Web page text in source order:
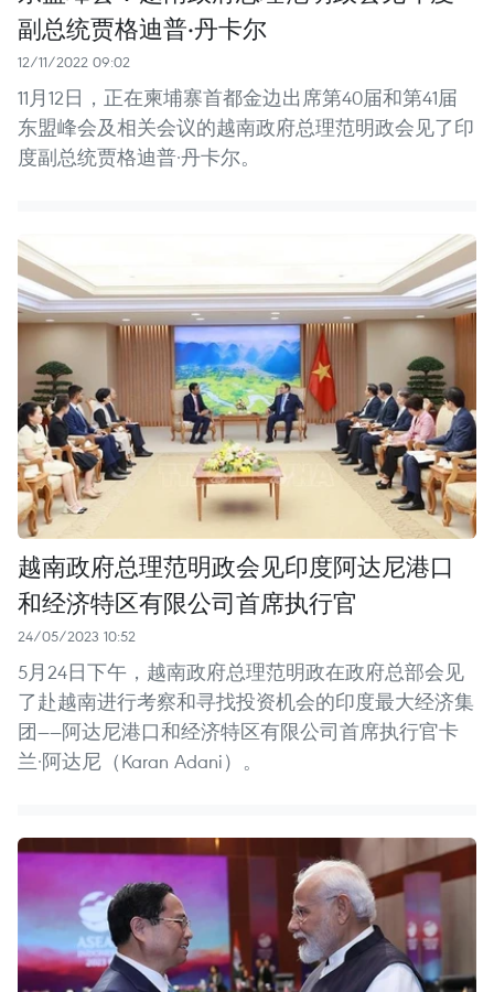
副总统贾格迪普·丹卡尔
12/11/2022 09:02
11月12日，正在柬埔寨首都金边出席第40届和第41届
东盟峰会及相关会议的越南政府总理范明政会见了印
度副总统贾格迪普·丹卡尔。 ​
越南政府总理范明政会见印度阿达尼港口
和经济特区有限公司首席执行官
24/05/2023 10:52
5月24日下午，越南政府总理范明政在政府总部会见
了赴越南进行考察和寻找投资机会的印度最大经济集
团——阿达尼港口和经济特区有限公司首席执行官卡
兰·阿达尼（Karan Adani）。